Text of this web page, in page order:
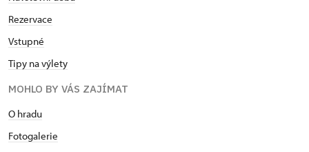
Rezervace
Vstupné
Tipy na výlety
MOHLO BY VÁS ZAJÍMAT
O hradu
Fotogalerie